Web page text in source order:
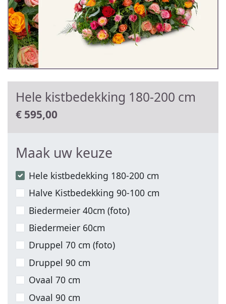
Hele kistbedekking 180-200 cm
€ 595,00
Maak uw keuze
Hele kistbedekking 180-200 cm
Halve Kistbedekking 90-100 cm
Biedermeier 40cm (foto)
Biedermeier 60cm
Druppel 70 cm (foto)
Druppel 90 cm
Ovaal 70 cm
Ovaal 90 cm